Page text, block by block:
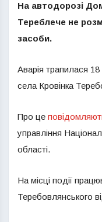
На автодорозі
Тереблече не
засоби.
Аварія трапилася
села Кровінка
Про це
управління
області.
На місці події
Теребовлянського